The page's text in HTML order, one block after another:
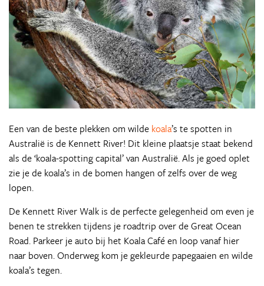
Een van de beste plekken om wilde koala’s te spotten in
Australië is de Kennett River! Dit kleine plaatsje staat bekend
als de ‘koala-spotting capital’ van Australië. Als je goed oplet
zie je de koala’s in de bomen hangen of zelfs over de weg
lopen.
De Kennett River Walk is de perfecte gelegenheid om even je
benen te strekken tijdens je roadtrip over de Great Ocean
Road. Parkeer je auto bij het Koala Café en loop vanaf hier
naar boven. Onderweg kom je gekleurde papegaaien en wilde
koala’s tegen.